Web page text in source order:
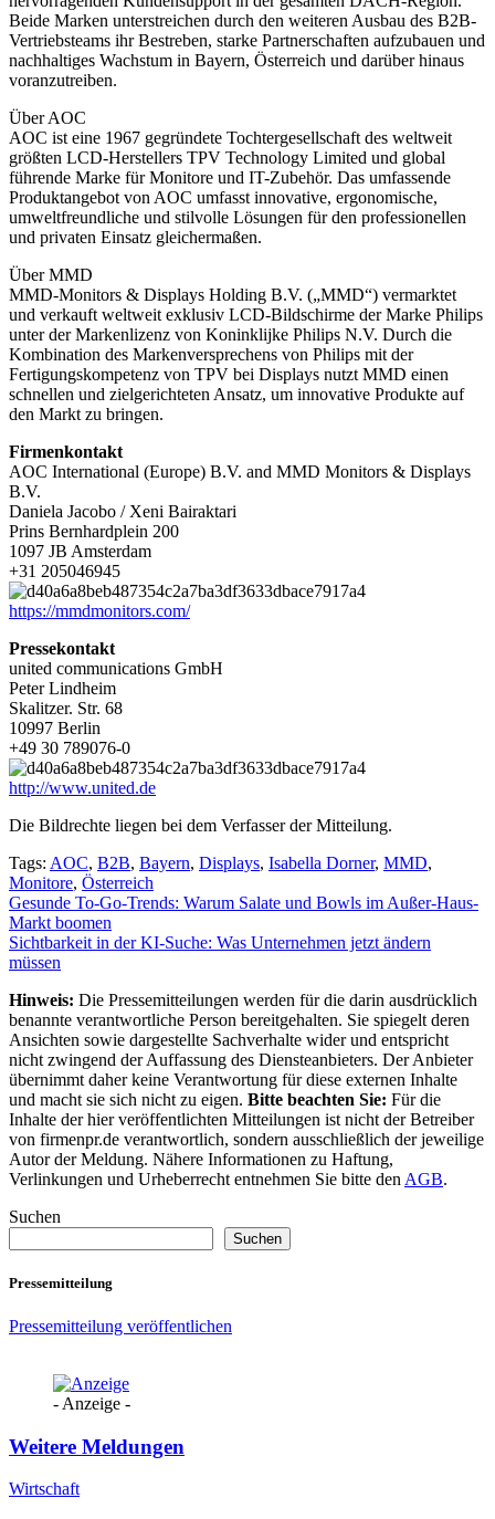
Beide Marken unterstreichen durch den weiteren Ausbau des B2B-
Vertriebsteams ihr Bestreben, starke Partnerschaften aufzubauen und
nachhaltiges Wachstum in Bayern, Österreich und darüber hinaus
voranzutreiben.
Über AOC
AOC ist eine 1967 gegründete Tochtergesellschaft des weltweit
größten LCD-Herstellers TPV Technology Limited und global
führende Marke für Monitore und IT-Zubehör. Das umfassende
Produktangebot von AOC umfasst innovative, ergonomische,
umweltfreundliche und stilvolle Lösungen für den professionellen
und privaten Einsatz gleichermaßen.
Über MMD
MMD-Monitors & Displays Holding B.V. („MMD“) vermarktet
und verkauft weltweit exklusiv LCD-Bildschirme der Marke Philips
unter der Markenlizenz von Koninklijke Philips N.V. Durch die
Kombination des Markenversprechens von Philips mit der
Fertigungskompetenz von TPV bei Displays nutzt MMD einen
schnellen und zielgerichteten Ansatz, um innovative Produkte auf
den Markt zu bringen.
Firmenkontakt
AOC International (Europe) B.V. and MMD Monitors & Displays
B.V.
Daniela Jacobo / Xeni Bairaktari
Prins Bernhardplein 200
1097 JB Amsterdam
+31 205046945
https://mmdmonitors.com/
Pressekontakt
united communications GmbH
Peter Lindheim
Skalitzer. Str. 68
10997 Berlin
+49 30 789076-0
http://www.united.de
Die Bildrechte liegen bei dem Verfasser der Mitteilung.
Tags: AOC, B2B, Bayern, Displays, Isabella Dorner, MMD,
Monitore, Österreich
Beitragsnavigation
Gesunde To-Go-Trends: Warum Salate und Bowls im Außer-Haus-
Markt boomen
Sichtbarkeit in der KI-Suche: Was Unternehmen jetzt ändern
müssen
Hinweis: Die Pressemitteilungen werden für die darin ausdrücklich
benannte verantwortliche Person bereitgehalten. Sie spiegelt deren
Ansichten sowie dargestellte Sachverhalte wider und entspricht
nicht zwingend der Auffassung des Diensteanbieters. Der Anbieter
übernimmt daher keine Verantwortung für diese externen Inhalte
und macht sie sich nicht zu eigen. Bitte beachten Sie: Für die
Inhalte der hier veröffentlichten Mitteilungen ist nicht der Betreiber
von firmenpr.de verantwortlich, sondern ausschließlich der jeweilige
Autor der Meldung. Nähere Informationen zu Haftung,
Verlinkungen und Urheberrecht entnehmen Sie bitte den AGB.
Suchen
Suchen
Pressemitteilung
Pressemitteilung veröffentlichen
- Anzeige -
Weitere Meldungen
Wirtschaft